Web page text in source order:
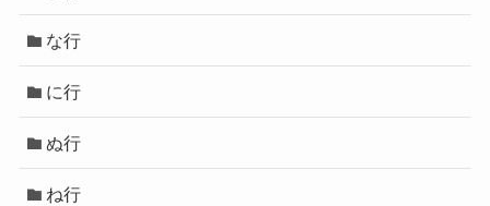
な行
に行
ぬ行
ね行